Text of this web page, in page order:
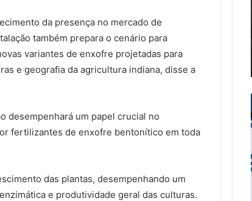
da presença no mercado de
também prepara o cenário para
variantes de enxofre projetadas para
e geografia da agricultura indiana, disse a
desempenhará um papel crucial no
fertilizantes de enxofre bentonítico em toda
das plantas, desempenhando um
e produtividade geral das culturas.